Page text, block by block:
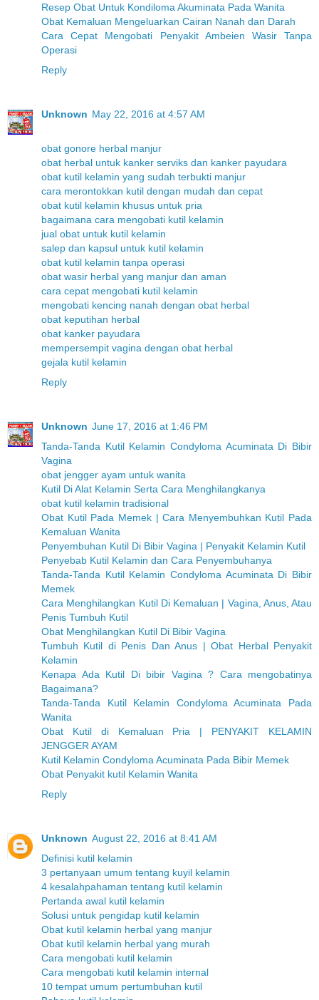
Resep Obat Untuk Kondiloma Akuminata Pada Wanita
Obat Kemaluan Mengeluarkan Cairan Nanah dan Darah
Cara Cepat Mengobati Penyakit Ambeien Wasir Tanpa
Operasi
Reply
Unknown May 22, 2016 at 4:57 AM
obat gonore herbal manjur
obat herbal untuk kanker serviks dan kanker payudara
obat kutil kelamin yang sudah terbukti manjur
cara merontokkan kutil dengan mudah dan cepat
obat kutil kelamin khusus untuk pria
bagaimana cara mengobati kutil kelamin
jual obat untuk kutil kelamin
salep dan kapsul untuk kutil kelamin
obat kutil kelamin tanpa operasi
obat wasir herbal yang manjur dan aman
cara cepat mengobati kutil kelamin
mengobati kencing nanah dengan obat herbal
obat keputihan herbal
obat kanker payudara
mempersempit vagina dengan obat herbal
gejala kutil kelamin
Reply
Unknown June 17, 2016 at 1:46 PM
Tanda-Tanda Kutil Kelamin Condyloma Acuminata Di Bibir
Vagina
obat jengger ayam untuk wanita
Kutil Di Alat Kelamin Serta Cara Menghilangkanya
obat kutil kelamin tradisional
Obat Kutil Pada Memek | Cara Menyembuhkan Kutil Pada
Kemaluan Wanita
Penyembuhan Kutil Di Bibir Vagina | Penyakit Kelamin Kutil
Penyebab Kutil Kelamin dan Cara Penyembuhanya
Tanda-Tanda Kutil Kelamin Condyloma Acuminata Di Bibir
Memek
Cara Menghilangkan Kutil Di Kemaluan | Vagina, Anus, Atau
Penis Tumbuh Kutil
Obat Menghilangkan Kutil Di Bibir Vagina
Tumbuh Kutil di Penis Dan Anus | Obat Herbal Penyakit
Kelamin
Kenapa Ada Kutil Di bibir Vagina ? Cara mengobatinya
Bagaimana?
Tanda-Tanda Kutil Kelamin Condyloma Acuminata Pada
Wanita
Obat Kutil di Kemaluan Pria | PENYAKIT KELAMIN
JENGGER AYAM
Kutil Kelamin Condyloma Acuminata Pada Bibir Memek
Obat Penyakit kutil Kelamin Wanita
Reply
Unknown August 22, 2016 at 8:41 AM
Definisi kutil kelamin
3 pertanyaan umum tentang kuyil kelamin
4 kesalahpahaman tentang kutil kelamin
Pertanda awal kutil kelamin
Solusi untuk pengidap kutil kelamin
Obat kutil kelamin herbal yang manjur
Obat kutil kelamin herbal yang murah
Cara mengobati kutil kelamin
Cara mengobati kutil kelamin internal
10 tempat umum pertumbuhan kutil